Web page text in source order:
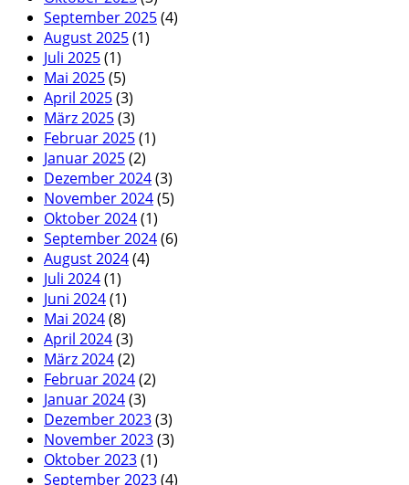
September 2025(4)
August 2025(1)
Juli 2025(1)
Mai 2025(5)
April 2025(3)
März 2025(3)
Februar 2025(1)
Januar 2025(2)
Dezember 2024(3)
November 2024(5)
Oktober 2024(1)
September 2024(6)
August 2024(4)
Juli 2024(1)
Juni 2024(1)
Mai 2024(8)
April 2024(3)
März 2024(2)
Februar 2024(2)
Januar 2024(3)
Dezember 2023(3)
November 2023(3)
Oktober 2023(1)
September 2023(4)